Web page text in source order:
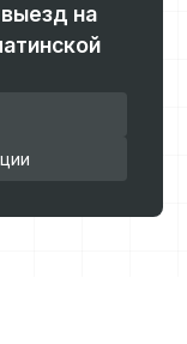
на